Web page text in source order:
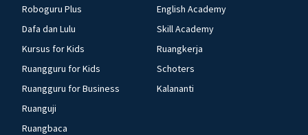
Roboguru Plus
Dafa dan Lulu
Kursus for Kids
Ruangguru for Kids
Ruangguru for Business
Ruanguji
Ruangbaca
English Academy
Skill Academy
Ruangkerja
Schoters
Kalananti